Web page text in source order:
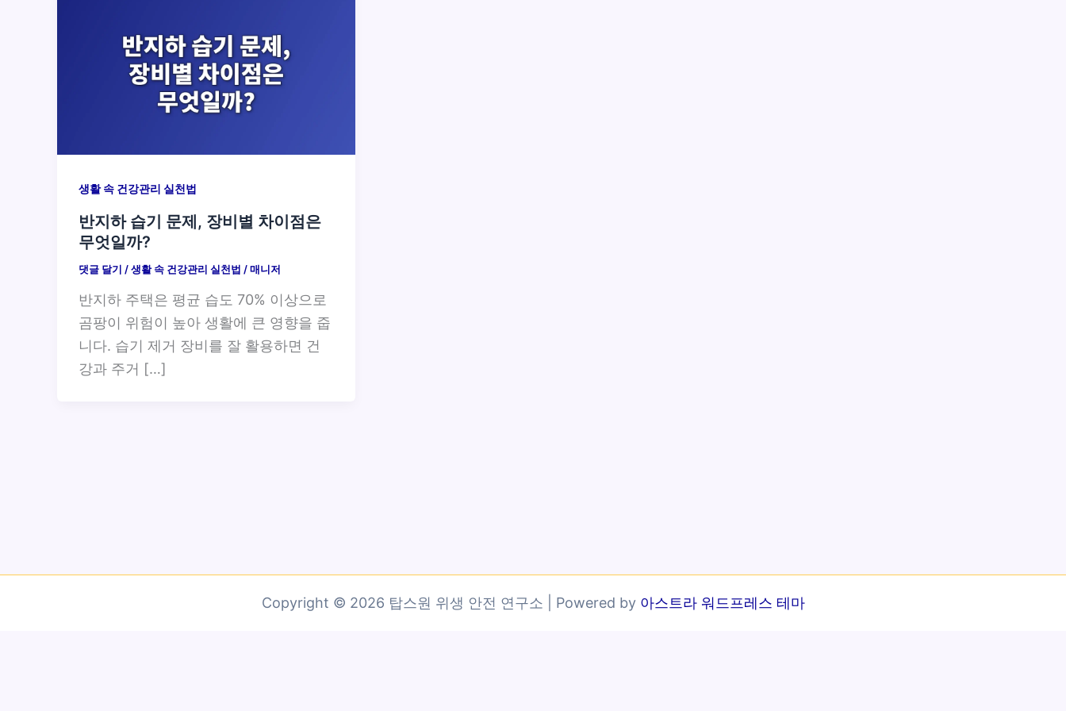
생활 속 건강관리 실천법
반지하 습기 문제, 장비별 차이점은
무엇일까?
댓글 달기 /생활 속 건강관리 실천법 /매니저
반지하 주택은 평균 습도 70% 이상으로
곰팡이 위험이 높아 생활에 큰 영향을 줍
니다. 습기 제거 장비를 잘 활용하면 건
강과 주거 […]
Copyright © 2026 탑스원 위생 안전 연구소 | Powered by 아스트라 워드프레스 테마